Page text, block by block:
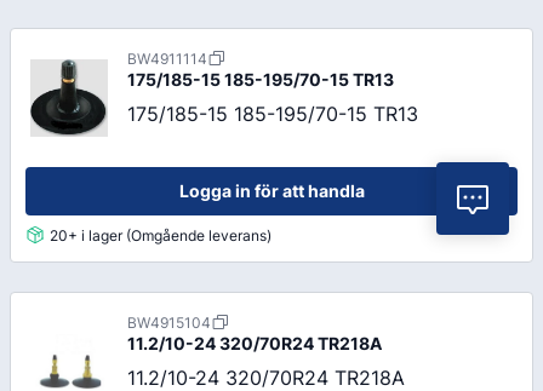
BW4911114
175/185-15 185-195/70-15 TR13
175/185-15 185-195/70-15 TR13
Logga in för att handla
20+ i lager (Omgående leverans)
BW4915104
11.2/10-24 320/70R24 TR218A
11.2/10-24 320/70R24 TR218A